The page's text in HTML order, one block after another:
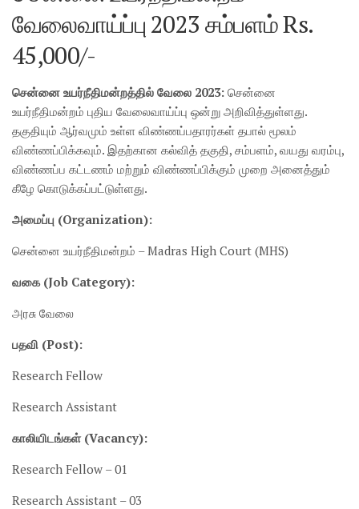
வேலைவாய்ப்பு 2023 சம்பளம் Rs.
45,000/-
சென்னை உயர்நீதிமன்றத்தில் வேலை 2023: சென்னை
உயர்நீதிமன்றம் புதிய வேலைவாய்ப்பு ஒன்று அறிவித்துள்ளது.
தகுதியும் ஆர்வமும் உள்ள விண்ணப்பதாரர்கள் தபால் மூலம்
விண்ணப்பிக்கவும். இதற்கான கல்வித் தகுதி, சம்பளம், வயது வரம்பு,
விண்ணப்ப கட்டணம் மற்றும் விண்ணப்பிக்கும் முறை அனைத்தும்
கீழே கொடுக்கப்பட்டுள்ளது.
அமைப்பு (Organization):
சென்னை உயர்நீதிமன்றம் – Madras High Court (MHS)
வகை (Job Category):
அரசு வேலை
பதவி (Post):
Research Fellow
Research Assistant
காலியிடங்கள் (Vacancy):
Research Fellow – 01
Research Assistant – 03